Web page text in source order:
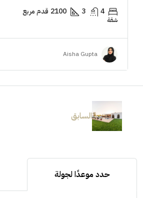
4
3
2100 قدم مربع
شقة
Aisha Gupta
السابق
حدد موعدًا لجولة